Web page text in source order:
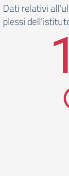
Dati relativi
plessi